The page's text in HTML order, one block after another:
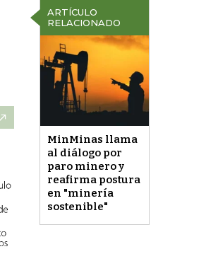
ARTÍCULO
RELACIONADO
MinMinas llama
al diálogo por
paro minero y
reafirma postura
en "minería
sostenible"